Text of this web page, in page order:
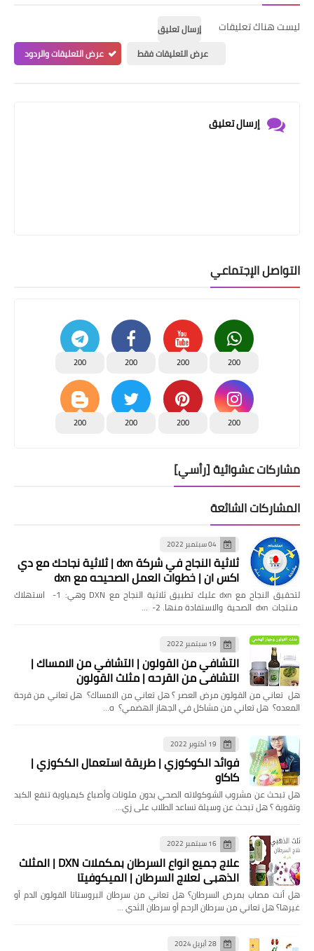
ليست هناك تعليقات
إرسال تعليق
عرض التعليقات فقط
عرض التعليقات والردود
إرسال تعليق
التواصل الإجتماعي
200
200
200
200
200
200
200
200
مشاركات عشوائية [رأسي]
المشاركات الشائعة
04 سبتمبر 2022
ثلاثية النجاح في شركة dxn | ثلاثية نجاحك مع دي
اكس ان | خطوات العمل الصحيحه مع dxn
لتحقيق النجاح مع dxn عليك تطبيق ثلاثية النجاح مع DXN وهي: 1- استهلاك
منتجات dxn الصحية والاستفادة منها. 2- …
19 سبتمبر 2022
التشافي من القولون | التشافي من الامساك |
التشافي من القرحه | مثلث القولون
هل تعاني من القولون مرض العصر ؟ هل تعاني من الامساك؟ هل تعاني من قرحة
المعده؟ هل تعاني من مشاكل في الجهاز الهضمي؟ ه…
19 أكتوبر 2022
فوائد الكوكوزي | طريقة استعمال الككوزي |
كاكاو
هل تبحث عن مشروب الشوكولاته الصحي بدون ملونات وأصباغ كيمياوية تنفع الكبد
وتقوية ؟ هل تبحث عن وسيلة تساعد الطلاب على زي…
16 سبتمبر 2022
علاج جميع انواع السرطان بمكملات DXN | المثلث
الذهبي لعلاج السرطان | الميكوفيتا
هل ‏أنت مصاب بمرض السرطان؟ هل تعاني من سرطان البروستاتا القولون الدم أو
غيرها؟ ‏هل تعاني من سرطان الرحم أو سرطان الثدي …
28 أبريل 2024